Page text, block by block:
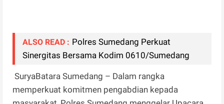
ALSO READ : Polres Sumedang Perkuat
Sinergitas Bersama Kodim 0610/Sumedang
SuryaBatara Sumedang – Dalam rangka
memperkuat komitmen pengabdian kepada